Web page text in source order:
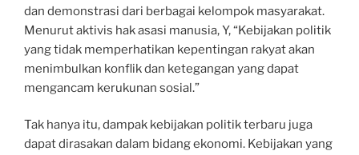
dan demonstrasi dari berbagai kelompok masyarakat.
Menurut aktivis hak asasi manusia, Y, “Kebijakan politik
yang tidak memperhatikan kepentingan rakyat akan
menimbulkan konflik dan ketegangan yang dapat
mengancam kerukunan sosial.”
Tak hanya itu, dampak kebijakan politik terbaru juga
dapat dirasakan dalam bidang ekonomi. Kebijakan yang